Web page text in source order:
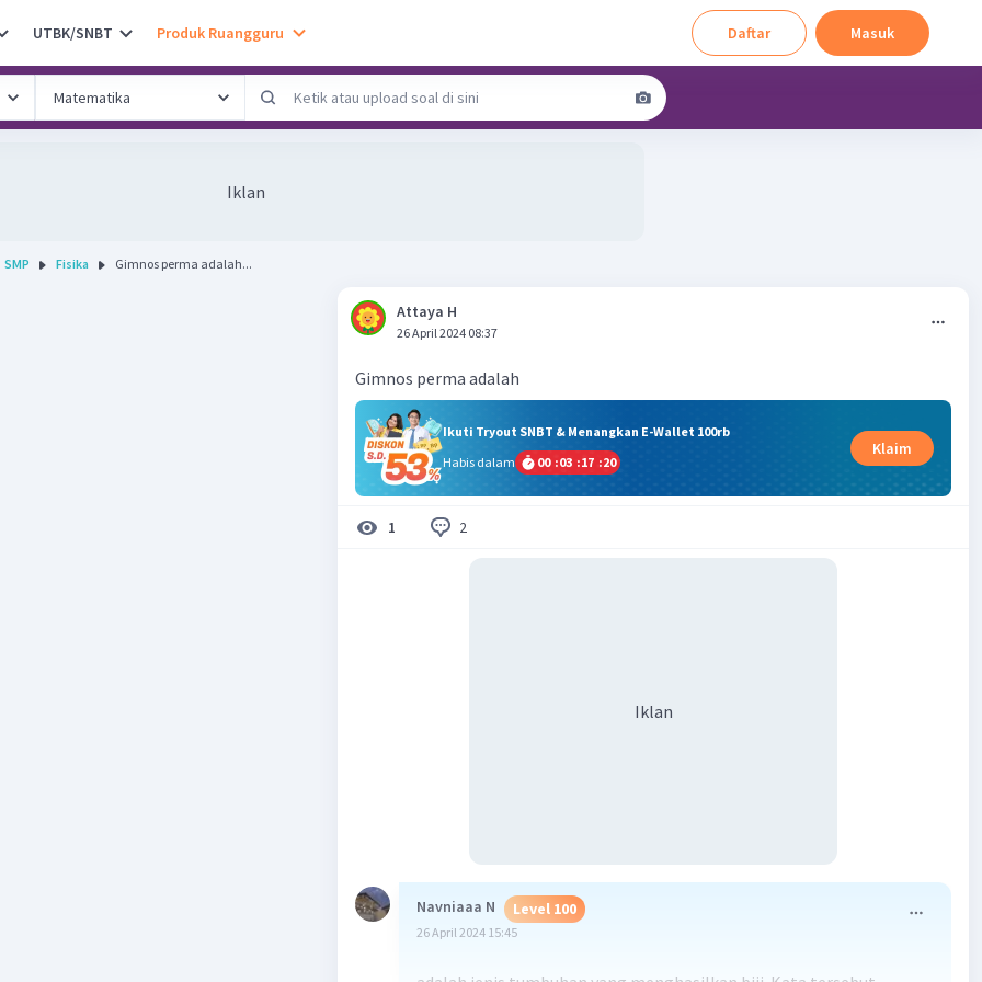
UTBK/SNBT Produk Ruangguru Daftar Masuk
Iklan
SMP Fisika Gimnos perma adalah...
Attaya H
26 April 2024 08:37
Gimnos perma adalah
Ikuti Tryout SNBT & Menangkan E-Wallet 100rb
Habis dalam
00 :03 :17 :19
Klaim
1 2
Iklan
Navniaaa N Level 100
26 April 2024 15:45